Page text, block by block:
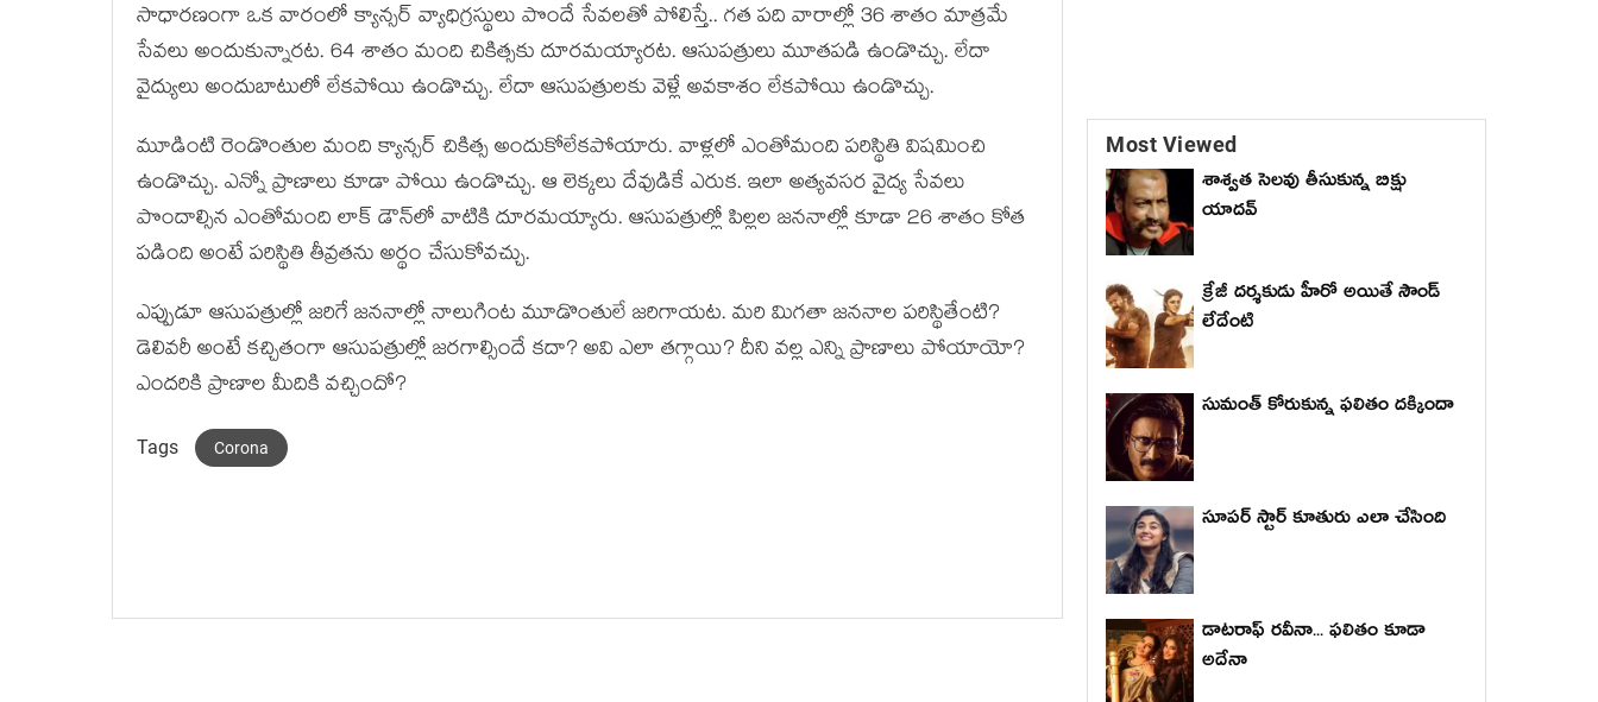
సాధారణంగా ఒక వారంలో క్యాన్సర్ వ్యాధిగ్రస్థులు పొందే సేవలతో పోలిస్తే.. గత పది వారాల్లో 36 శాతం మాత్రమే
సేవలు అందుకున్నారట. 64 శాతం మంది చికిత్సకు దూరమయ్యారట. ఆసుపత్రులు మూతపడి ఉండొచ్చు. లేదా
వైద్యులు అందుబాటులో లేకపోయి ఉండొచ్చు. లేదా ఆసుపత్రులకు వెళ్లే అవకాశం లేకపోయి ఉండొచ్చు.
మూడింటి రెండొంతుల మంది క్యాన్సర్ చికిత్స అందుకోలేకపోయారు. వాళ్లలో ఎంతోమంది పరిస్థితి విషమించి
ఉండొచ్చు. ఎన్నో ప్రాణాలు కూడా పోయి ఉండొచ్చు. ఆ లెక్కలు దేవుడికే ఎరుక. ఇలా అత్యవసర వైద్య సేవలు
పొందాల్సిన ఎంతోమంది లాక్ ‌డౌన్‌లో వాటికి దూరమయ్యారు. ఆసుపత్రుల్లో పిల్లల జననాల్లో కూడా 26 శాతం కోత
పడింది అంటే పరిస్థితి తీవ్రతను అర్థం చేసుకోవచ్చు.
ఎప్పుడూ ఆసుపత్రుల్లో జరిగే జననాల్లో నాలుగింట మూడొంతులే జరిగాయట. మరి మిగతా జననాల పరిస్థితేంటి?
డెలివరీ అంటే కచ్చితంగా ఆసుపత్రుల్లో జరగాల్సిందే కదా? అవి ఎలా తగ్గాయి? దీని వల్ల ఎన్ని ప్రాణాలు పోయాయో?
ఎందరికి ప్రాణాల మీదికి వచ్చిందో?
Tags Corona
Most Viewed
శాశ్వత సెలవు తీసుకున్న బిక్షు
యాదవ్
క్రేజీ దర్శకుడు హీరో అయితే సౌండ్
లేదేంటి
సుమంత్ కోరుకున్న ఫలితం దక్కిందా
సూపర్ స్టార్ కూతురు ఎలా చేసింది
డాటరాఫ్ రవీనా... ఫలితం కూడా
అదేనా